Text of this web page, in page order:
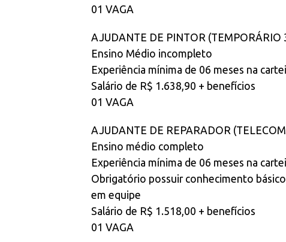
01 VAGA
AJUDANTE DE PINTOR (TEMPORÁRIO
Ensino Médio incompleto
Experiência mínima de 06 meses na
Salário de R$ 1.638,90 + benefícios
01 VAGA
AJUDANTE DE REPARADOR
Ensino médio completo
Experiência mínima de 06 meses na
Obrigatório possuir conhecimento
em equipe
Salário de R$ 1.518,00 + benefícios
01 VAGA